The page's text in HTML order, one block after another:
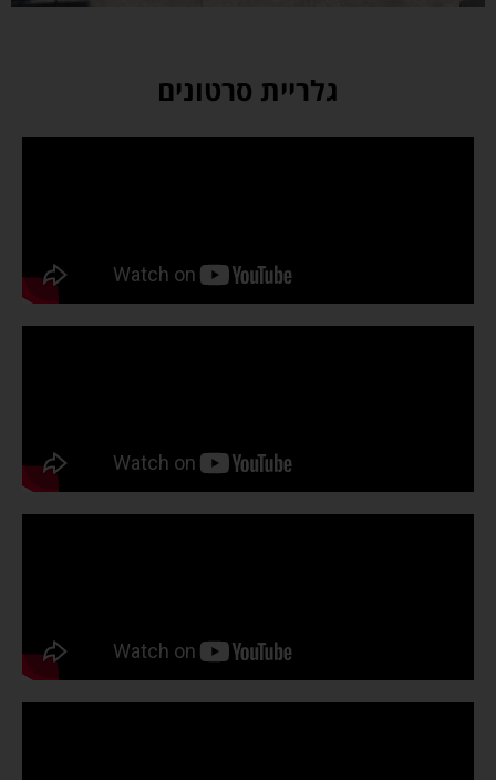
גלריית סרטונים